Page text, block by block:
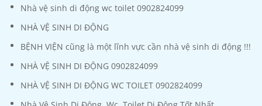
Nhà vệ sinh di động wc toilet 0902824099
NHÀ VỆ SINH DI ĐỘNG
BỆNH VIỆN cũng là một lĩnh vực cần nhà vệ sinh di động !!!
NHÀ VỆ SINH DI ĐỘNG 0902824099
NHÀ VỆ SINH DI ĐỘNG WC TOILET 0902824099